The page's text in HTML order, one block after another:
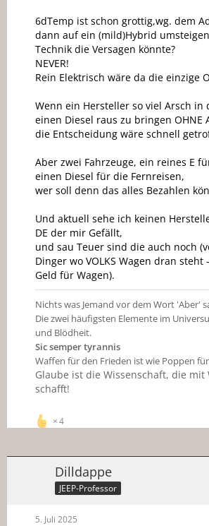
6dTemp ist schon grottig,wg. dem
dann auf ein (mild)Hybrid
Technik die Versagen könnte?
NEVER!
Rein Elektrisch wäre da die einzige
Wenn ein Hersteller so viel Arsch in
einen Diesel raus zu bringen OHNE
die Entscheidung wäre schnell
Aber zwei Fahrzeuge, ein reines E
einen Diesel für die Fernreisen,
wer soll denn das alles Bezahlen
Und aktuell sehe ich keinen
DE der mir Gefällt,
und sau Teuer sind die auch noch
Dinger wo VOLKS Wagen dran steht
Geld für Wagen).
Nichts was Jemand vor dem Wort 'Aber'
Die zwei häufigsten Elemente im
und Blödheit.
Sic semper tyrannis
Waffen für den Frieden ist wie Poppen
Glaube ist die Wissenschaft, die mit
schafft!
4
Dilldappe
JEEP-Professor
5. Juli 2025